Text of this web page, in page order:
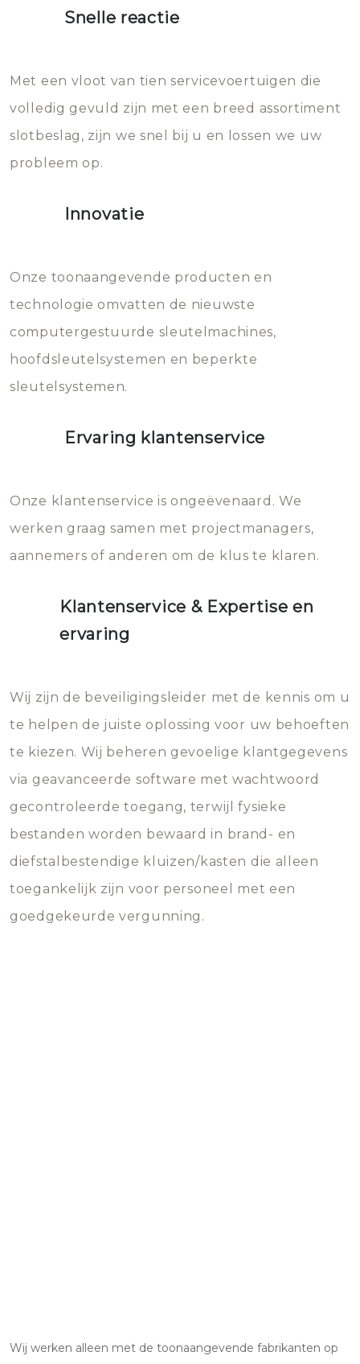
eroverheen hebt gegooid weer
bevriezen.
Sloten bestaan uit talloze kleine
die relatief gemakkelijk te
beschadigen zijn. In veel
gevallen zult u schade aan de
sloten veroorzaken, waardoor
geheel vervangen moet worden.
mee, die u gemakkelijk kunt
vermijden.
Snelle reactie
Met een vloot van tien servicevoertuigen die
volledig gevuld zijn met een breed assortiment
slotbeslag, zijn we snel bij u en lossen we uw
probleem op.
Innovatie
Onze toonaangevende producten en
technologie omvatten de nieuwste
computergestuurde sleutelmachines,
hoofdsleutelsystemen en beperkte
sleutelsystemen.
Ervaring klantenservice
Onze klantenservice is ongeëvenaard. We
werken graag samen met projectmanagers,
aannemers of anderen om de klus te klaren.
Klantenservice & Expertise en
ervaring
Wij zijn de beveiligingsleider met de kennis om u
te helpen de juiste oplossing voor uw behoeften
te kiezen. Wij beheren gevoelige klantgegevens
via geavanceerde software met wachtwoord
gecontroleerde toegang, terwijl fysieke
bestanden worden bewaard in brand- en
diefstalbestendige kluizen/kasten die alleen
toegankelijk zijn voor personeel met een
goedgekeurde vergunning.
Wij werken alleen met de toonaangevende fabrikanten op